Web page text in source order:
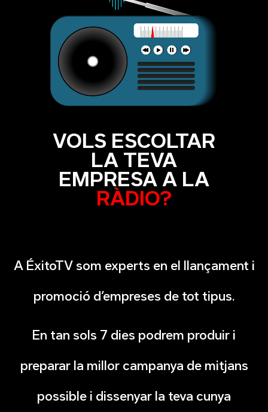
VOLS ESCOLTAR
LA TEVA
EMPRESA A LA
RÀDIO?
A ÉxitoTV som experts en el llançament i
promoció d’empreses de tot tipus.
En tan sols 7 dies podrem produir i
preparar la millor campanya de mitjans
possible i dissenyar la teva cunya